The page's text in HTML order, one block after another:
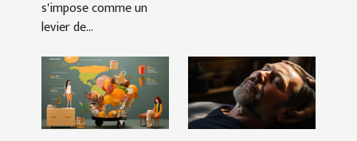
s'impose comme un
levier de...